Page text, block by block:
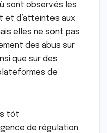
sont observés les
et d’atteintes aux
elles ne sont pas
des abus sur
que sur des
de
tôt
de régulation